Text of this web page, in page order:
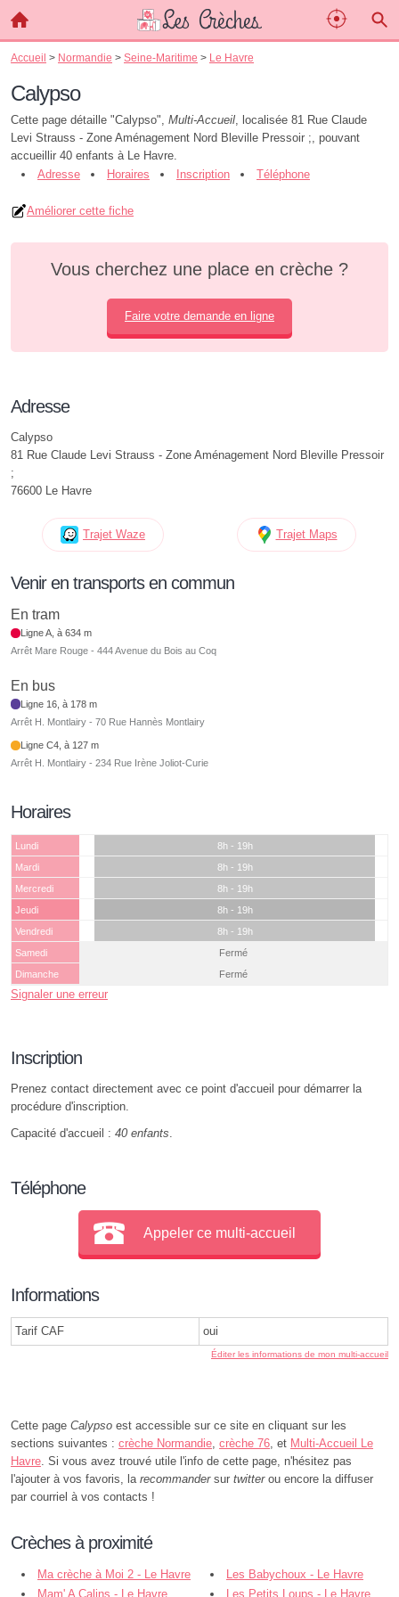
Accueil > Normandie > Seine-Maritime > Le Havre
Calypso
Cette page détaille "Calypso", Multi-Accueil, localisée 81 Rue Claude
Levi Strauss - Zone Aménagement Nord Bleville Pressoir ;, pouvant
accueillir 40 enfants à Le Havre.
Adresse
Horaires Inscription Téléphone
Améliorer cette fiche
Vous cherchez une place en crèche ?
Faire votre demande en ligne
Adresse
Calypso
81 Rue Claude Levi Strauss - Zone Aménagement Nord Bleville Pressoir
;
76600 Le Havre
Trajet Waze Trajet Maps
Venir en transports en commun
En tram
Ligne A, à 634 m
Arrêt Mare Rouge - 444 Avenue du Bois au Coq
En bus
Ligne 16, à 178 m
Arrêt H. Montlairy - 70 Rue Hannès Montlairy
Ligne C4, à 127 m
Arrêt H. Montlairy - 234 Rue Irène Joliot-Curie
Horaires
Lundi
8h - 19h
Mardi
8h - 19h
Mercredi
8h - 19h
Jeudi
8h - 19h
Vendredi
8h - 19h
Samedi
Fermé
Dimanche
Fermé
Signaler une erreur
Inscription
Prenez contact directement avec ce point d'accueil pour démarrer la
procédure d'inscription.
Capacité d'accueil : 40 enfants.
Téléphone
Appeler ce multi-accueil
Informations
Tarif CAF oui
Éditer les informations de mon multi-accueil
Cette page Calypso est accessible sur ce site en cliquant sur les
sections suivantes : crèche Normandie, crèche 76, et Multi-Accueil Le
Havre. Si vous avez trouvé utile l'info de cette page, n'hésitez pas
l'ajouter à vos favoris, la recommandersur twitterou encore la diffuser
par courriel à vos contacts !
Crèches à proximité
Ma crèche à Moi 2 - Le Havre
Les Babychoux - Le Havre
Mam' A Calins - Le Havre
Les Petits Loups - Le Havre